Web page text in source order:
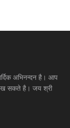
अभिनन्दन है। आप
देख सकते है। जय श्री